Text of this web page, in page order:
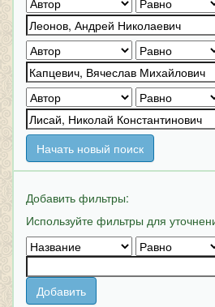
Начать новый поиск
Добавить фильтры:
Используйте фильтры для